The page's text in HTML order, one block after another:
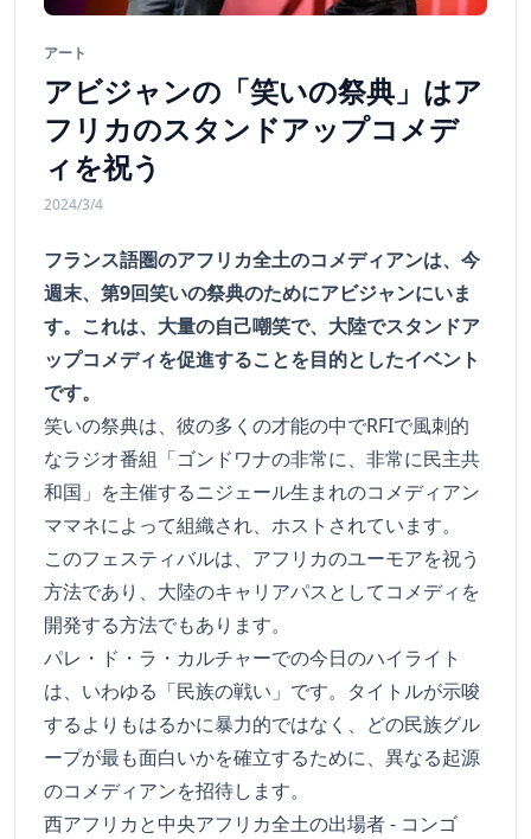
アート
アビジャンの「笑いの祭典」はア
フリカのスタンドアップコメデ
ィを祝う
2024/3/4
フランス語圏のアフリカ全土のコメディアンは、今
週末、第9回笑いの祭典のためにアビジャンにいま
す。これは、大量の自己嘲笑で、大陸でスタンドア
ップコメディを促進することを目的としたイベント
です。
笑いの祭典は、彼の多くの才能の中でRFIで風刺的
なラジオ番組「ゴンドワナの非常に、非常に民主共
和国」を主催するニジェール生まれのコメディアン
ママネによって組織され、ホストされています。
このフェスティバルは、アフリカのユーモアを祝う
方法であり、大陸のキャリアパスとしてコメディを
開発する方法でもあります。
パレ・ド・ラ・カルチャーでの今日のハイライト
は、いわゆる「民族の戦い」です。タイトルが示唆
するよりもはるかに暴力的ではなく、どの民族グル
ープが最も面白いかを確立するために、異なる起源
のコメディアンを招待します。
西アフリカと中央アフリカ全土の出場者 - コンゴ